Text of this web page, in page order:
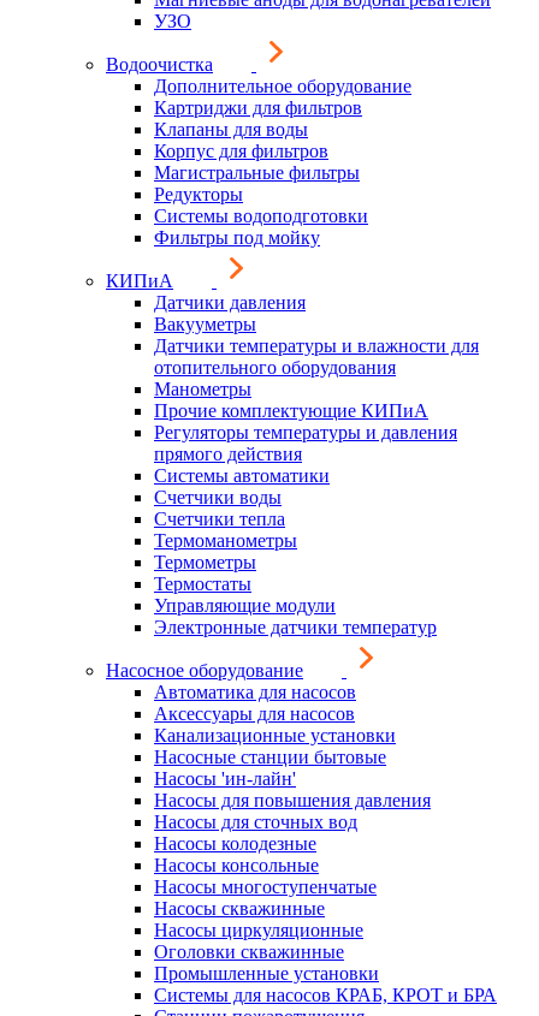
УЗО
Водоочистка
Дополнительное оборудование
Картриджи для фильтров
Клапаны для воды
Корпус для фильтров
Магистральные фильтры
Редукторы
Системы водоподготовки
Фильтры под мойку
КИПиА
Датчики давления
Вакууметры
Датчики температуры и влажности для
отопительного оборудования
Манометры
Прочие комплектующие КИПиА
Регуляторы температуры и давления
прямого действия
Системы автоматики
Счетчики воды
Счетчики тепла
Термоманометры
Термометры
Термостаты
Управляющие модули
Электронные датчики температур
Насосное оборудование
Автоматика для насосов
Аксессуары для насосов
Канализационные установки
Насосные станции бытовые
Насосы 'ин-лайн'
Насосы для повышения давления
Насосы для сточных вод
Насосы колодезные
Насосы консольные
Насосы многоступенчатые
Насосы скважинные
Насосы циркуляционные
Оголовки скважинные
Промышленные установки
Системы для насосов КРАБ, КРОТ и БРА